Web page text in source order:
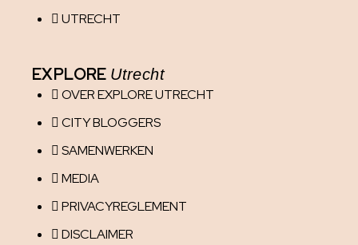
UTRECHT
EXPLORE Utrecht
OVER EXPLORE UTRECHT
CITY BLOGGERS
SAMENWERKEN
MEDIA
PRIVACYREGLEMENT
DISCLAIMER